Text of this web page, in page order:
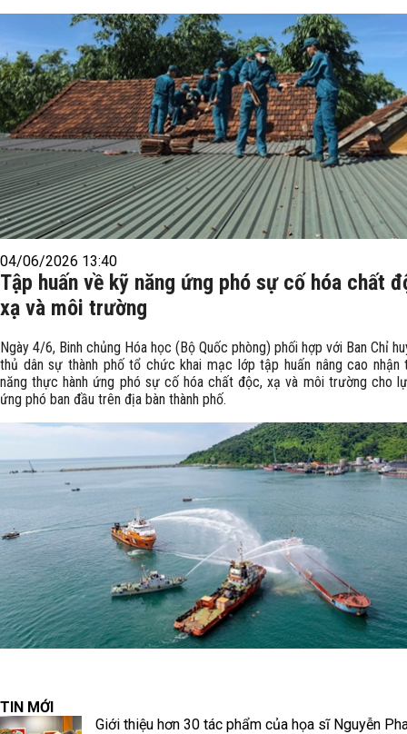
04/06/2026 13:40
Tập huấn về kỹ năng ứng phó sự cố hóa chất
xạ và môi trường
Ngày 4/6, Binh chủng Hóa học (Bộ Quốc phòng) phối hợp với Ban Chỉ
thủ dân sự thành phố tổ chức khai mạc lớp tập huấn nâng cao nhận
năng thực hành ứng phó sự cố hóa chất độc, xạ và môi trường cho
ứng phó ban đầu trên địa bàn thành phố.
TIN MỚI
Giới thiệu hơn 30 tác phẩm của họa sĩ Nguyễn